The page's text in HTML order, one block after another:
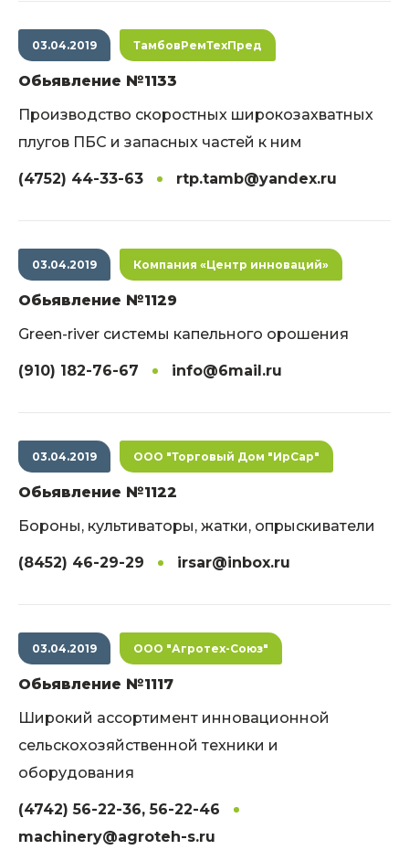
03.04.2019 ТамбовРемТехПред
Обьявление №1133
Производство скоростных широкозахватных
плугов ПБС и запасных частей к ним
(4752) 44-33-63 rtp.tamb@yandex.ru
03.04.2019 Компания «Центр инноваций»
Обьявление №1129
Green-river системы капельного орошения
(910) 182-76-67 info@6mail.ru
03.04.2019 ООО "Торговый Дом "ИрСар"
Обьявление №1122
Бороны, культиваторы, жатки, опрыскиватели
(8452) 46-29-29 irsar@inbox.ru
03.04.2019 ООО "Агротех-Союз"
Обьявление №1117
Широкий ассортимент инновационной
сельскохозяйственной техники и
оборудования
(4742) 56-22-36, 56-22-46
machinery@agroteh-s.ru